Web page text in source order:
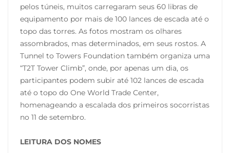
pelos túneis, muitos carregaram seus 60 libras de
equipamento por mais de 100 lances de escada até o
topo das torres. As fotos mostram os olhares
assombrados, mas determinados, em seus rostos. A
Tunnel to Towers Foundation também organiza uma
“T2T Tower Climb”, onde, por apenas um dia, os
participantes podem subir até 102 lances de escada
até o topo do One World Trade Center,
homenageando a escalada dos primeiros socorristas
no 11 de setembro.
LEITURA DOS NOMES